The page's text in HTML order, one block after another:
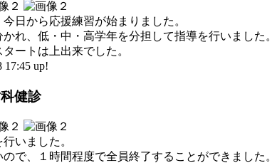
日から応援練習が始まりました。
れ、低・中・高学年を分担して指導を行いました。
ートは上出来でした。
17:45 up!
健診
いました。
で、１時間程度で全員終了することができました。